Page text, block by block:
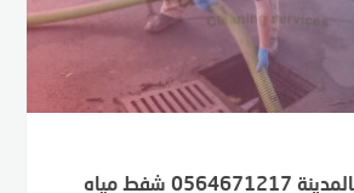
وايت صرف صحي بالمدينة 0564671217 شفط مياه